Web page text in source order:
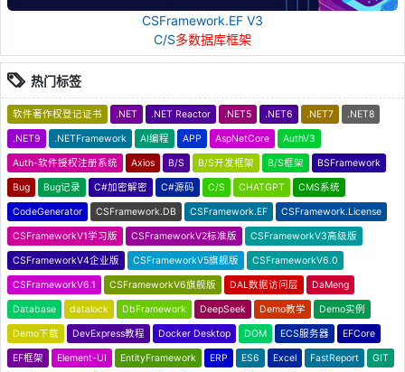
CSFramework.EF V3
C/S多数据库框架
热门标签
软件著作权登记证书 .NET .NET Reactor .NET5 .NET6 .NET7 .NET8
.NET9 .NETFramework AI编程 APP AspNetCore AuthV3
Auth-软件授权注册系统 Axios B/S B/S开发框架 B/S框架 BSFramework
Bug Bug记录 C#加密解密 C#源码 C/S CHATGPT CMS系统
CodeGenerator CSFramework.DB CSFramework.EF CSFramework.License
CSFrameworkV1学习版 CSFrameworkV2标准版 CSFrameworkV3高级版
CSFrameworkV4企业版 CSFrameworkV5旗舰版 CSFrameworkV6.0
CSFrameworkV6.1 CSFrameworkV6旗舰版 DAL数据访问层 DaMeng
Database datalock DbFramework DeepSeek Demo教学 Demo实例
Demo下载 DevExpress教程 Docker Desktop DOM ECS服务器 EFCore
EF框架 Element-UI EntityFramework ERP ES6 Excel FastReport GIT